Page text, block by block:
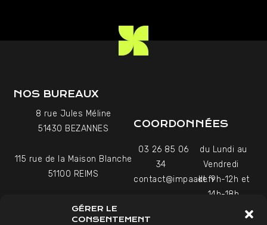
GÉRER LE
CONSENTEMENT
NOS BUREAUX
8 rue Jules Méline
51430 BEZANNES
115 rue de la Maison Blanche
51100 REIMS
27-29 Rue Raffet
75016 PARIS
COORDONNÉES
03 26 85 06
34
contact@impaakt.fr
du Lundi au
Vendredi
de 9h-12h et
14h-18h
Uniquement sur rendez-